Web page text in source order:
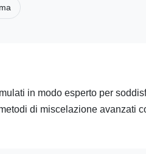
in modo esperto per
di miscelazione avanzati